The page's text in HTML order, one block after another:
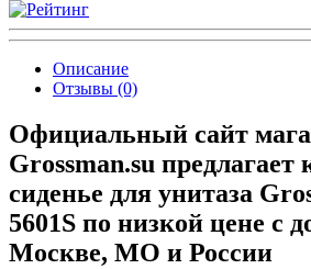
Описание
Отзывы (0)
Официальный сайт
Grossman.su предлагает
сиденье для унитаза
5601S по низкой цене с
Москве, МО и России